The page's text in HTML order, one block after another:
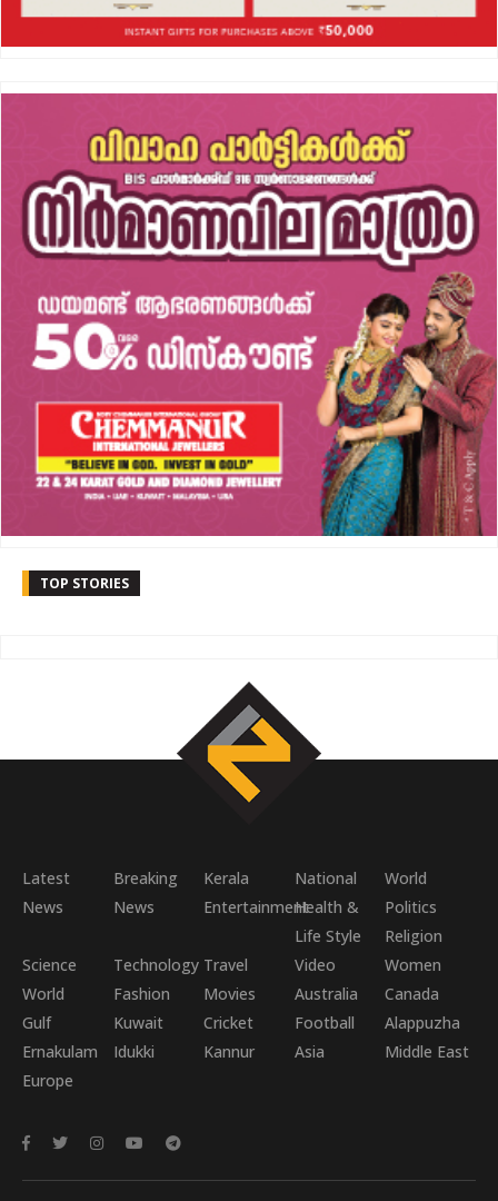
TOP STORIES
Latest
News
Breaking
News
Kerala National
World
EntertainmentHealth &
Life Style
Politics
Religion
Science
World
Technology Travel Video
Women
Fashion
Movies Australia
Canada
Gulf
Kuwait Cricket Football
Alappuzha
Ernakulam
Idukki Kannur Asia
Middle East
Europe